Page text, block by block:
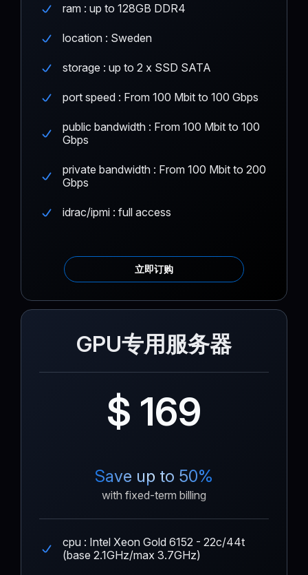
ram : up to 128GB DDR4
location : Sweden
storage : up to 2 x SSD SATA
port speed : From 100 Mbit to 100 Gbps
public bandwidth : From 100 Mbit to 100
Gbps
private bandwidth : From 100 Mbit to 200
Gbps
idrac/ipmi : full access
立即订购
GPU专用服务器
$ 169
Save up to 50%
with fixed-term billing
cpu : Intel Xeon Gold 6152 - 22c/44t
(base 2.1GHz/max 3.7GHz)